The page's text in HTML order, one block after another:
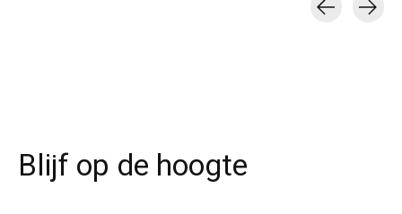
Blijf op de hoogte